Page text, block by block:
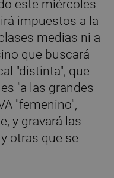
este miércoles
impuestos a la
medias ni a
que buscará
"distinta", que
"a las grandes
"femenino",
y gravará las
otras que se